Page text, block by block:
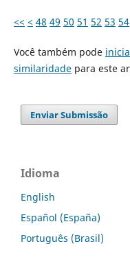
<< < 48 49 50 51 52 53 54
Você também pode
similaridadepara este
Enviar Submissão
Idioma
English
Español (España)
Português (Brasil)